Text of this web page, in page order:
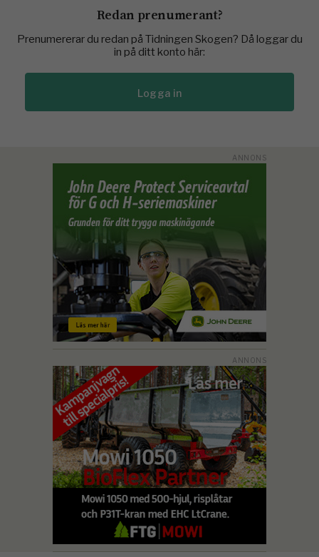
Redan prenumerant?
Prenumererar du redan på Tidningen Skogen? Då loggar du
in på ditt konto här:
Logga in